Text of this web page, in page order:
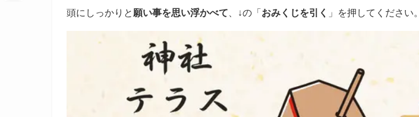
頭にしっかりと 願い事を思い浮かべて 、↓の「 おみくじを引く 」を押してください。